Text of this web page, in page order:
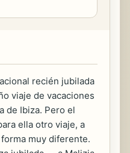
recién jubilada
viaje de vacaciones
de Ibiza. Pero el
ella otro viaje, a
muy diferente.